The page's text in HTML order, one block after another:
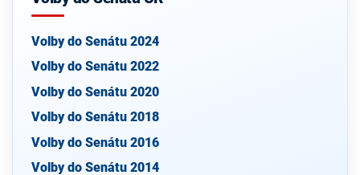
Volby do Senátu 2024
Volby do Senátu 2022
Volby do Senátu 2020
Volby do Senátu 2018
Volby do Senátu 2016
Volby do Senátu 2014